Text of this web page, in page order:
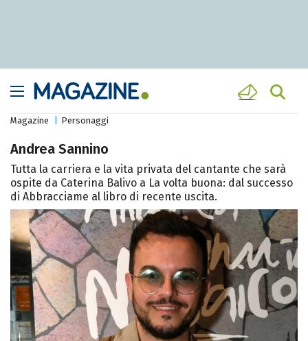
Magazine Personaggi
Andrea Sannino
Tutta la carriera e la vita privata del cantante che sarà
ospite da Caterina Balivo a La volta buona: dal successo
di Abbracciame al libro di recente uscita.